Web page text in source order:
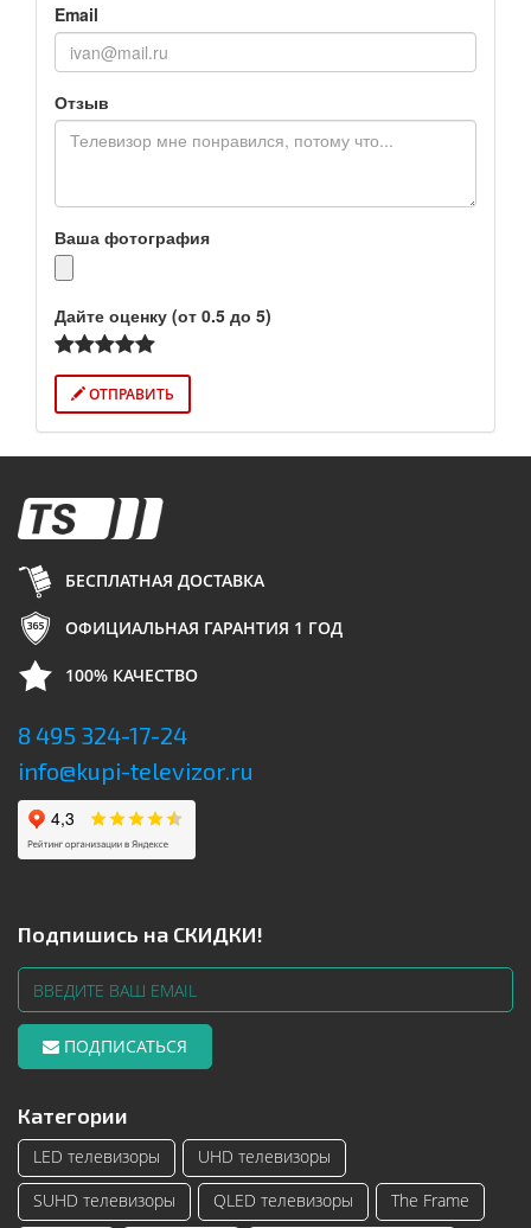
Email
Отзыв
Ваша фотография
Дайте оценку (от 0.5 до 5)
ОТПРАВИТЬ
БЕСПЛАТНАЯ ДОСТАВКА
ОФИЦИАЛЬНАЯ ГАРАНТИЯ 1 ГОД
100% КАЧЕСТВО
8 495 324-17-24
info@kupi-televizor.ru
Подпишись на СКИДКИ!
ПОДПИСАТЬСЯ
Категории
LED телевизоры
UHD телевизоры
SUHD телевизоры
QLED телевизоры
The Frame